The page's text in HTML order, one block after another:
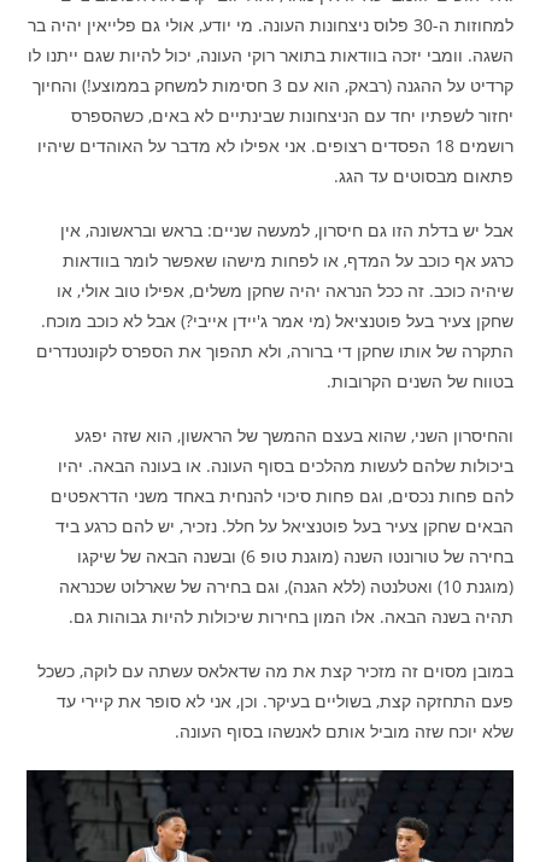
למחוזות ה-30 פלוס ניצחונות העונה. מי יודע, אולי גם פלייאין יהיה בר
השגה. וומבי יזכה בוודאות בתואר רוקי העונה, יכול להיות שגם ייתנו לו
קרדיט על ההגנה (רבאק, הוא עם 3 חסימות למשחק בממוצע!) והחיוך
יחזור לשפתיו יחד עם הניצחונות שבינתיים לא באים, כשהספרס
רושמים 18 הפסדים רצופים. אני אפילו לא מדבר על האוהדים שיהיו
פתאום מבסוטים עד הגג.
אבל יש בדלת הזו גם חיסרון, למעשה שניים: בראש ובראשונה, אין
כרגע אף כוכב על המדף, או לפחות מישהו שאפשר לומר בוודאות
שיהיה כוכב. זה ככל הנראה יהיה שחקן משלים, אפילו טוב אולי, או
שחקן צעיר בעל פוטנציאל (מי אמר ג'יידן אייבי?) אבל לא כוכב מוכח.
התקרה של אותו שחקן די ברורה, ולא תהפוך את הספרס לקונטנדרים
בטווח של השנים הקרובות.
והחיסרון השני, שהוא בעצם ההמשך של הראשון, הוא שזה יפגע
ביכולות שלהם לעשות מהלכים בסוף העונה. או בעונה הבאה. יהיו
להם פחות נכסים, וגם פחות סיכוי להנחית באחד משני הדראפטים
הבאים שחקן צעיר בעל פוטנציאל על חלל. נזכיר, יש להם כרגע ביד
בחירה של טורונטו השנה (מוגנת טופ 6) ובשנה הבאה של שיקגו
(מוגנת 10) ואטלנטה (ללא הגנה), וגם בחירה של שארלוט שכנראה
תהיה בשנה הבאה. אלו המון בחירות שיכולות להיות גבוהות גם.
במובן מסוים זה מזכיר קצת את מה שדאלאס עשתה עם לוקה, כשכל
פעם התחזקה קצת, בשוליים בעיקר. וכן, אני לא סופר את קיירי עד
שלא יוכח שזה מוביל אותם לאנשהו בסוף העונה.